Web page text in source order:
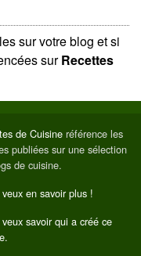
sur votre blog et si
surRecettes
de Cuisine référence les
publiées sur une sélection
de cuisine.
en savoir plus !
savoir qui a créé ce